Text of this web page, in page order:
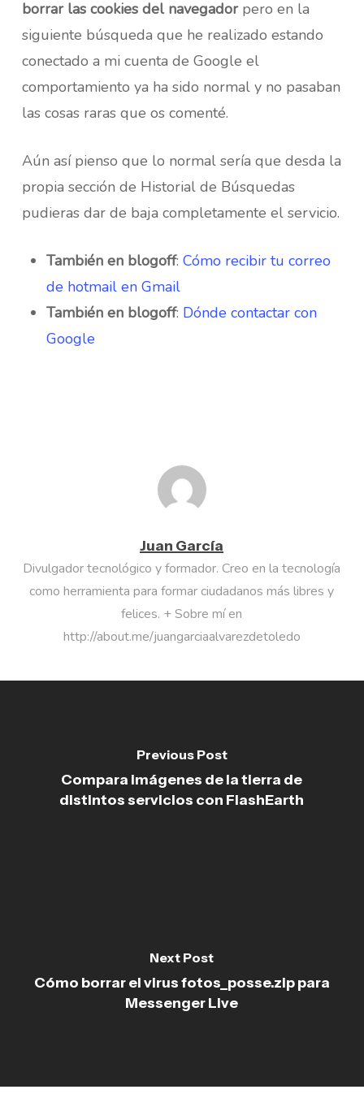
borrar las cookies del navegadorpero en la
siguiente búsqueda que he realizado estando
conectado a mi cuenta de Google el
comportamiento ya ha sido normal y no pasaban
las cosas raras que os comenté.
Aún así pienso que lo normal sería que desda la
propia sección de Historial de Búsquedas
pudieras dar de baja completamente el servicio.
También en blogoff: Cómo recibir tu correo
de hotmail en Gmail
También en blogoff: Dónde contactar con
Google
Juan García
Divulgador tecnológico y formador. Creo en la tecnología
como herramienta para formar ciudadanos más libres y
felices. + Sobre mí en
http://about.me/juangarciaalvarezdetoledo
Previous Post
Compara imágenes de la tierra de
distintos servicios con FlashEarth
Next Post
Cómo borrar el virus fotos_posse.zip para
Messenger Live